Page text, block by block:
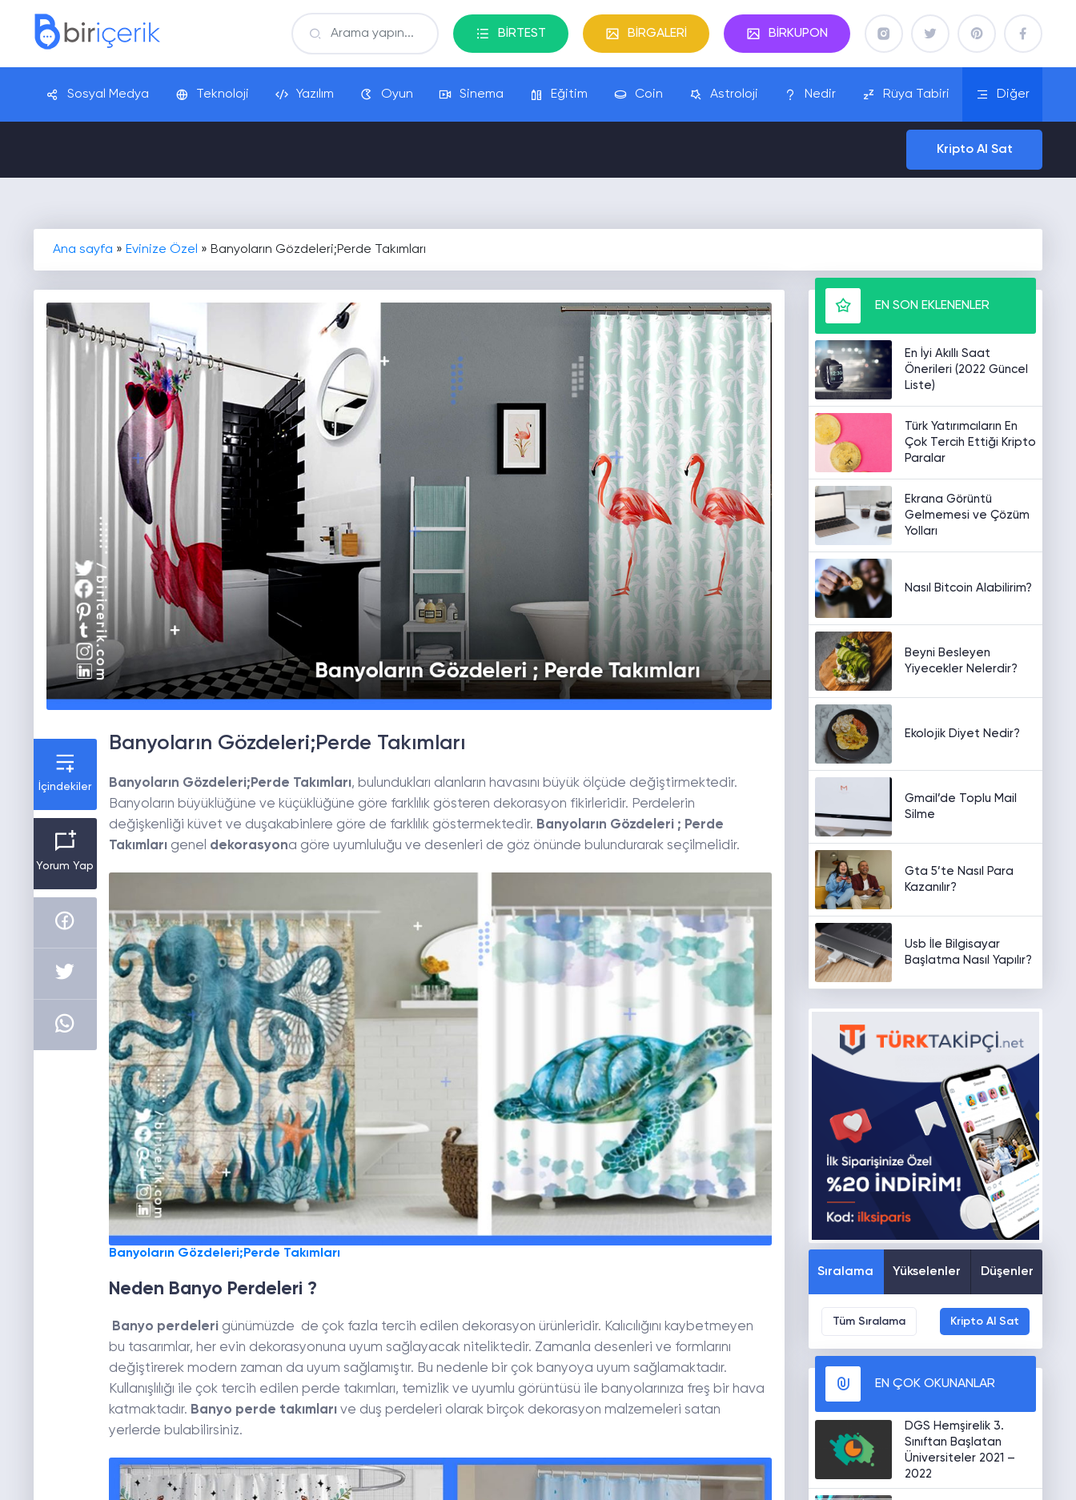
BİRTEST BİRGALERİ BİRKUPON
Sosyal Medya Teknoloji Yazılım Oyun Sinema Eğitim Coin Astroloji Nedir Rüya Tabiri Diğer
Kripto Al Sat
Ana sayfa » Evinize Özel » Banyoların Gözdeleri;Perde Takımları
İçindekiler
Yorum Yap
Banyoların Gözdeleri;Perde Takımları
Banyoların Gözdeleri;Perde Takımları, bulundukları alanların havasını büyük ölçüde değiştirmektedir.
Banyoların büyüklüğüne ve küçüklüğüne göre farklılık gösteren dekorasyon fikirleridir. Perdelerin
değişkenliği küvet ve duşakabinlere göre de farklılık göstermektedir. Banyoların Gözdeleri ; Perde
Takımlarıgenel dekorasyona göre uyumluluğu ve desenleri de göz önünde bulundurarak seçilmelidir.
Banyoların Gözdeleri;Perde Takımları
Neden Banyo Perdeleri ?
Banyo perdelerigünümüzde de çok fazla tercih edilen dekorasyon ürünleridir. Kalıcılığını kaybetmeyen
bu tasarımlar, her evin dekorasyonuna uyum sağlayacak niteliktedir. Zamanla desenleri ve formlarını
değiştirerek modern zaman da uyum sağlamıştır. Bu nedenle bir çok banyoya uyum sağlamaktadır.
Kullanışlılığı ile çok tercih edilen perde takımları, temizlik ve uyumlu görüntüsü ile banyolarınıza freş bir hava
katmaktadır. Banyo perde takımları ve duş perdeleri olarak birçok dekorasyon malzemeleri satan
yerlerde bulabilirsiniz.
EN SON EKLENENLER
En İyi Akıllı Saat
Önerileri (2022 Güncel
Liste)
Türk Yatırımcıların En
Çok Tercih Ettiği Kripto
Paralar
Ekrana Görüntü
Gelmemesi ve Çözüm
Yolları
Nasıl Bitcoin Alabilirim?
Beyni Besleyen
Yiyecekler Nelerdir?
Ekolojik Diyet Nedir?
Gmail’de Toplu Mail
Silme
Gta 5’te Nasıl Para
Kazanılır?
Usb İle Bilgisayar
Başlatma Nasıl Yapılır?
Sıralama Yükselenler Düşenler
Tüm Sıralama Kripto Al Sat
EN ÇOK OKUNANLAR
DGS Hemşirelik 3.
Sınıftan Başlatan
Üniversiteler 2021 –
2022